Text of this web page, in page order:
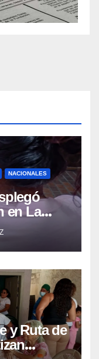
NACIONALES
en La
y Ruta de